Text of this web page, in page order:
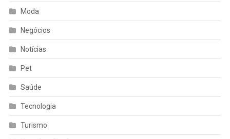
Moda
Negócios
Notícias
Pet
Saúde
Tecnologia
Turismo